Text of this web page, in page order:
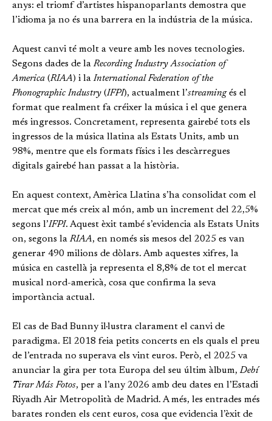
anys: el triomf d’artistes hispanoparlants demostra que
l’idioma ja no és una barrera en la indústria de la música.
Aquest canvi té molt a veure amb les noves tecnologies.
Segons dades de la Recording Industry Association of
America (RIAA) i la International Federation of the
Phonographic Industry (IFPI), actualment l’streamingés el
format que realment fa créixer la música i el que genera
més ingressos. Concretament, representa gairebé tots els
ingressos de la música llatina als Estats Units, amb un
98%, mentre que els formats físics i les descàrregues
digitals gairebé han passat a la història.
En aquest context, Amèrica Llatina s’ha consolidat com el
mercat que més creix al món, amb un increment del 22,5%
segons l’IFPI. Aquest èxit també s’evidencia als Estats Units
on, segons la RIAA, en només sis mesos del 2025 es van
generar 490 milions de dòlars. Amb aquestes xifres, la
música en castellà ja representa el 8,8% de tot el mercat
musical nord-americà, cosa que confirma la seva
importància actual.
El cas de Bad Bunny il·lustra clarament el canvi de
paradigma. El 2018 feia petits concerts en els quals el preu
de l’entrada no superava els vint euros. Però, el 2025 va
anunciar la gira per tota Europa del seu últim àlbum, Debí
Tirar Más Fotos, per a l’any 2026 amb deu dates en l’Estadi
Riyadh Air Metropolità de Madrid. A més, les entrades més
barates ronden els cent euros, cosa que evidencia l’èxit de